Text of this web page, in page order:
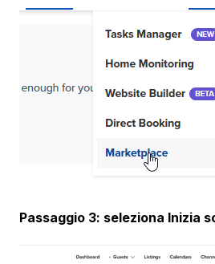
Passaggio 3: seleziona Inizia